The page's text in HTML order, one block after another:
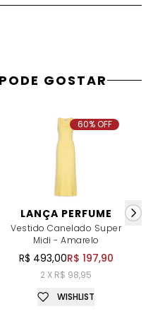
GOSTAR
LANÇA PERFUME
Vestido Canelado Super
Midi - Amarelo
R$ 493,00R$ 197,90
2 X R$ 98,95
60% OFF
WISHLIST